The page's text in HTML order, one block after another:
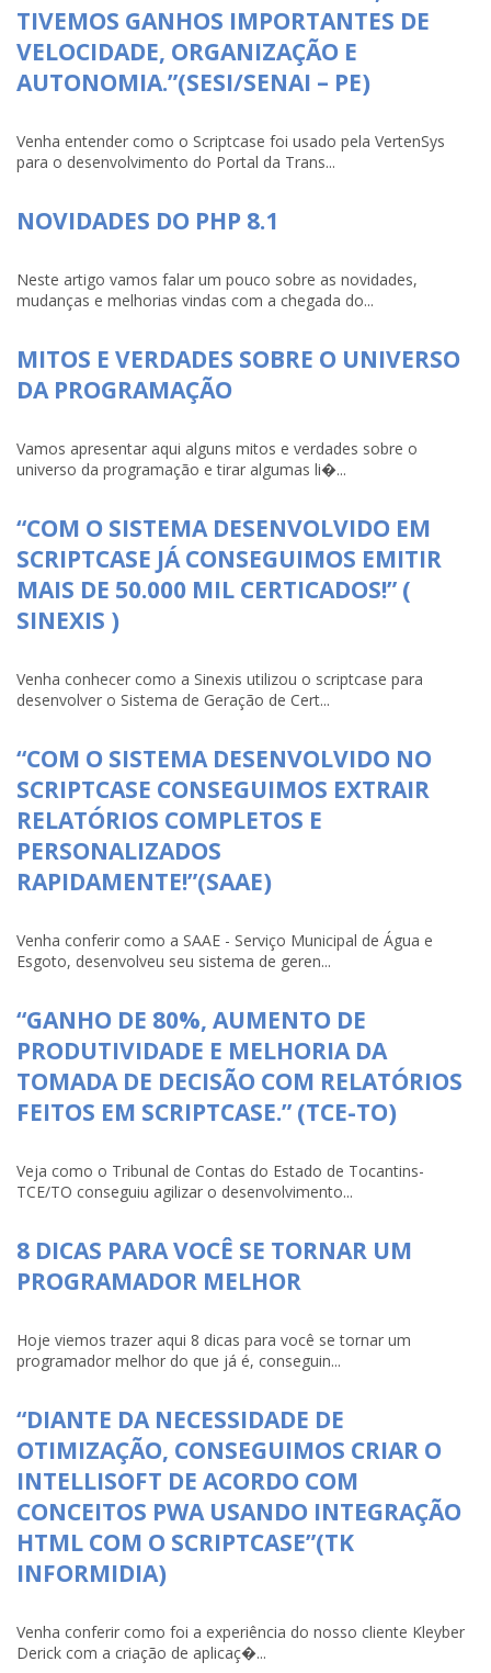
TIVEMOS GANHOS IMPORTANTES DE
VELOCIDADE, ORGANIZAÇÃO E
AUTONOMIA.”(SESI/SENAI – PE)
Venha entender como o Scriptcase foi usado pela VertenSys
para o desenvolvimento do Portal da Trans...
NOVIDADES DO PHP 8.1
Neste artigo vamos falar um pouco sobre as novidades,
mudanças e melhorias vindas com a chegada do...
MITOS E VERDADES SOBRE O UNIVERSO
DA PROGRAMAÇÃO
Vamos apresentar aqui alguns mitos e verdades sobre o
universo da programação e tirar algumas li�...
“COM O SISTEMA DESENVOLVIDO EM
SCRIPTCASE JÁ CONSEGUIMOS EMITIR
MAIS DE 50.000 MIL CERTICADOS!” (
SINEXIS )
Venha conhecer como a Sinexis utilizou o scriptcase para
desenvolver o Sistema de Geração de Cert...
“COM O SISTEMA DESENVOLVIDO NO
SCRIPTCASE CONSEGUIMOS EXTRAIR
RELATÓRIOS COMPLETOS E
PERSONALIZADOS
RAPIDAMENTE!”(SAAE)
Venha conferir como a SAAE - Serviço Municipal de Água e
Esgoto, desenvolveu seu sistema de geren...
“GANHO DE 80%, AUMENTO DE
PRODUTIVIDADE E MELHORIA DA
TOMADA DE DECISÃO COM RELATÓRIOS
FEITOS EM SCRIPTCASE.” (TCE-TO)
Veja como o Tribunal de Contas do Estado de Tocantins-
TCE/TO conseguiu agilizar o desenvolvimento...
8 DICAS PARA VOCÊ SE TORNAR UM
PROGRAMADOR MELHOR
Hoje viemos trazer aqui 8 dicas para você se tornar um
programador melhor do que já é, conseguin...
“DIANTE DA NECESSIDADE DE
OTIMIZAÇÃO, CONSEGUIMOS CRIAR O
INTELLISOFT DE ACORDO COM
CONCEITOS PWA USANDO INTEGRAÇÃO
HTML COM O SCRIPTCASE”(TK
INFORMIDIA)
Venha conferir como foi a experiência do nosso cliente Kleyber
Derick com a criação de aplicaç�...